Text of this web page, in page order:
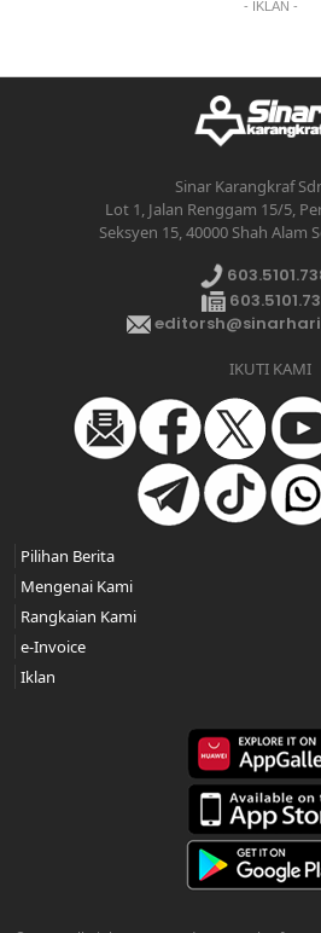
- IKLAN -
Sinar Karangkraf
Lot 1, Jalan Renggam 15/5,
Seksyen 15, 40000 Shah Alam
IKUTI KAMI